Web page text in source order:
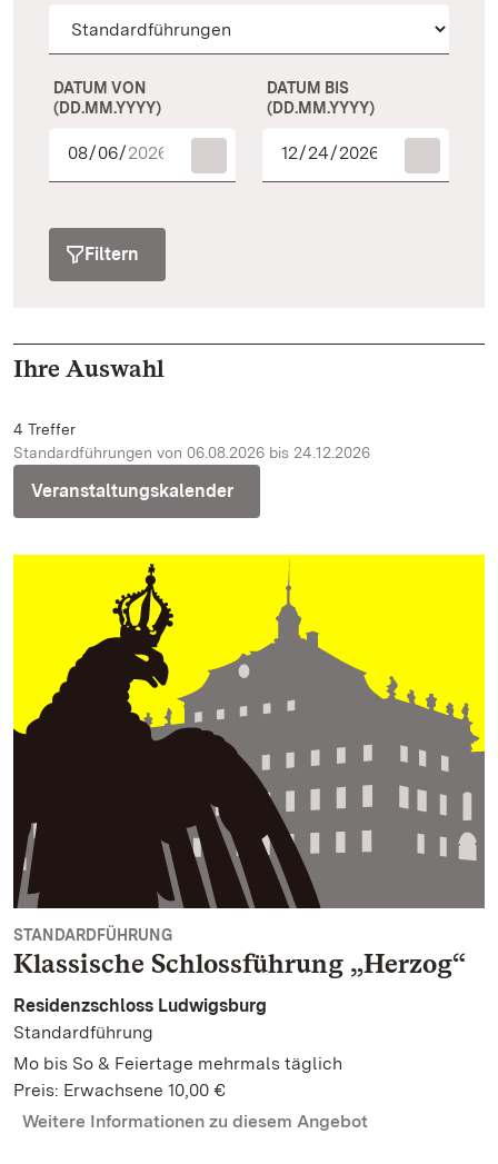
DATUM VON
(DD.MM.YYYY)
DATUM BIS
(DD.MM.YYYY)
Filtern
Ihre Auswahl
4 Treffer
Standardführungen von 06.08.2026 bis 24.12.2026
Veranstaltungskalender
STANDARDFÜHRUNG
Klassische Schlossführung „Herzog“
Residenzschloss Ludwigsburg
Standardführung
Mo bis So & Feiertage mehrmals täglich
Preis: Erwachsene 10,00 €
Weitere Informationen zu diesem Angebot